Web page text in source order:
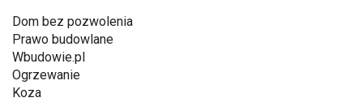
Dom bez pozwolenia
Prawo budowlane
Wbudowie.pl
Ogrzewanie
Koza